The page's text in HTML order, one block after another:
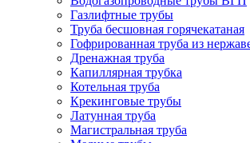
Газлифтные трубы
Труба бесшовная горячекатаная
Гофрированная труба из
Дренажная труба
Капиллярная трубка
Котельная труба
Крекинговые трубы
Латунная труба
Магистральная труба